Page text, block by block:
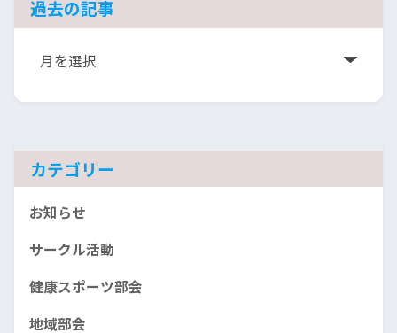
過去の記事
ア
カ
ブ
カテゴリー
お知らせ
サークル活動
健康スポーツ部会
地域部会